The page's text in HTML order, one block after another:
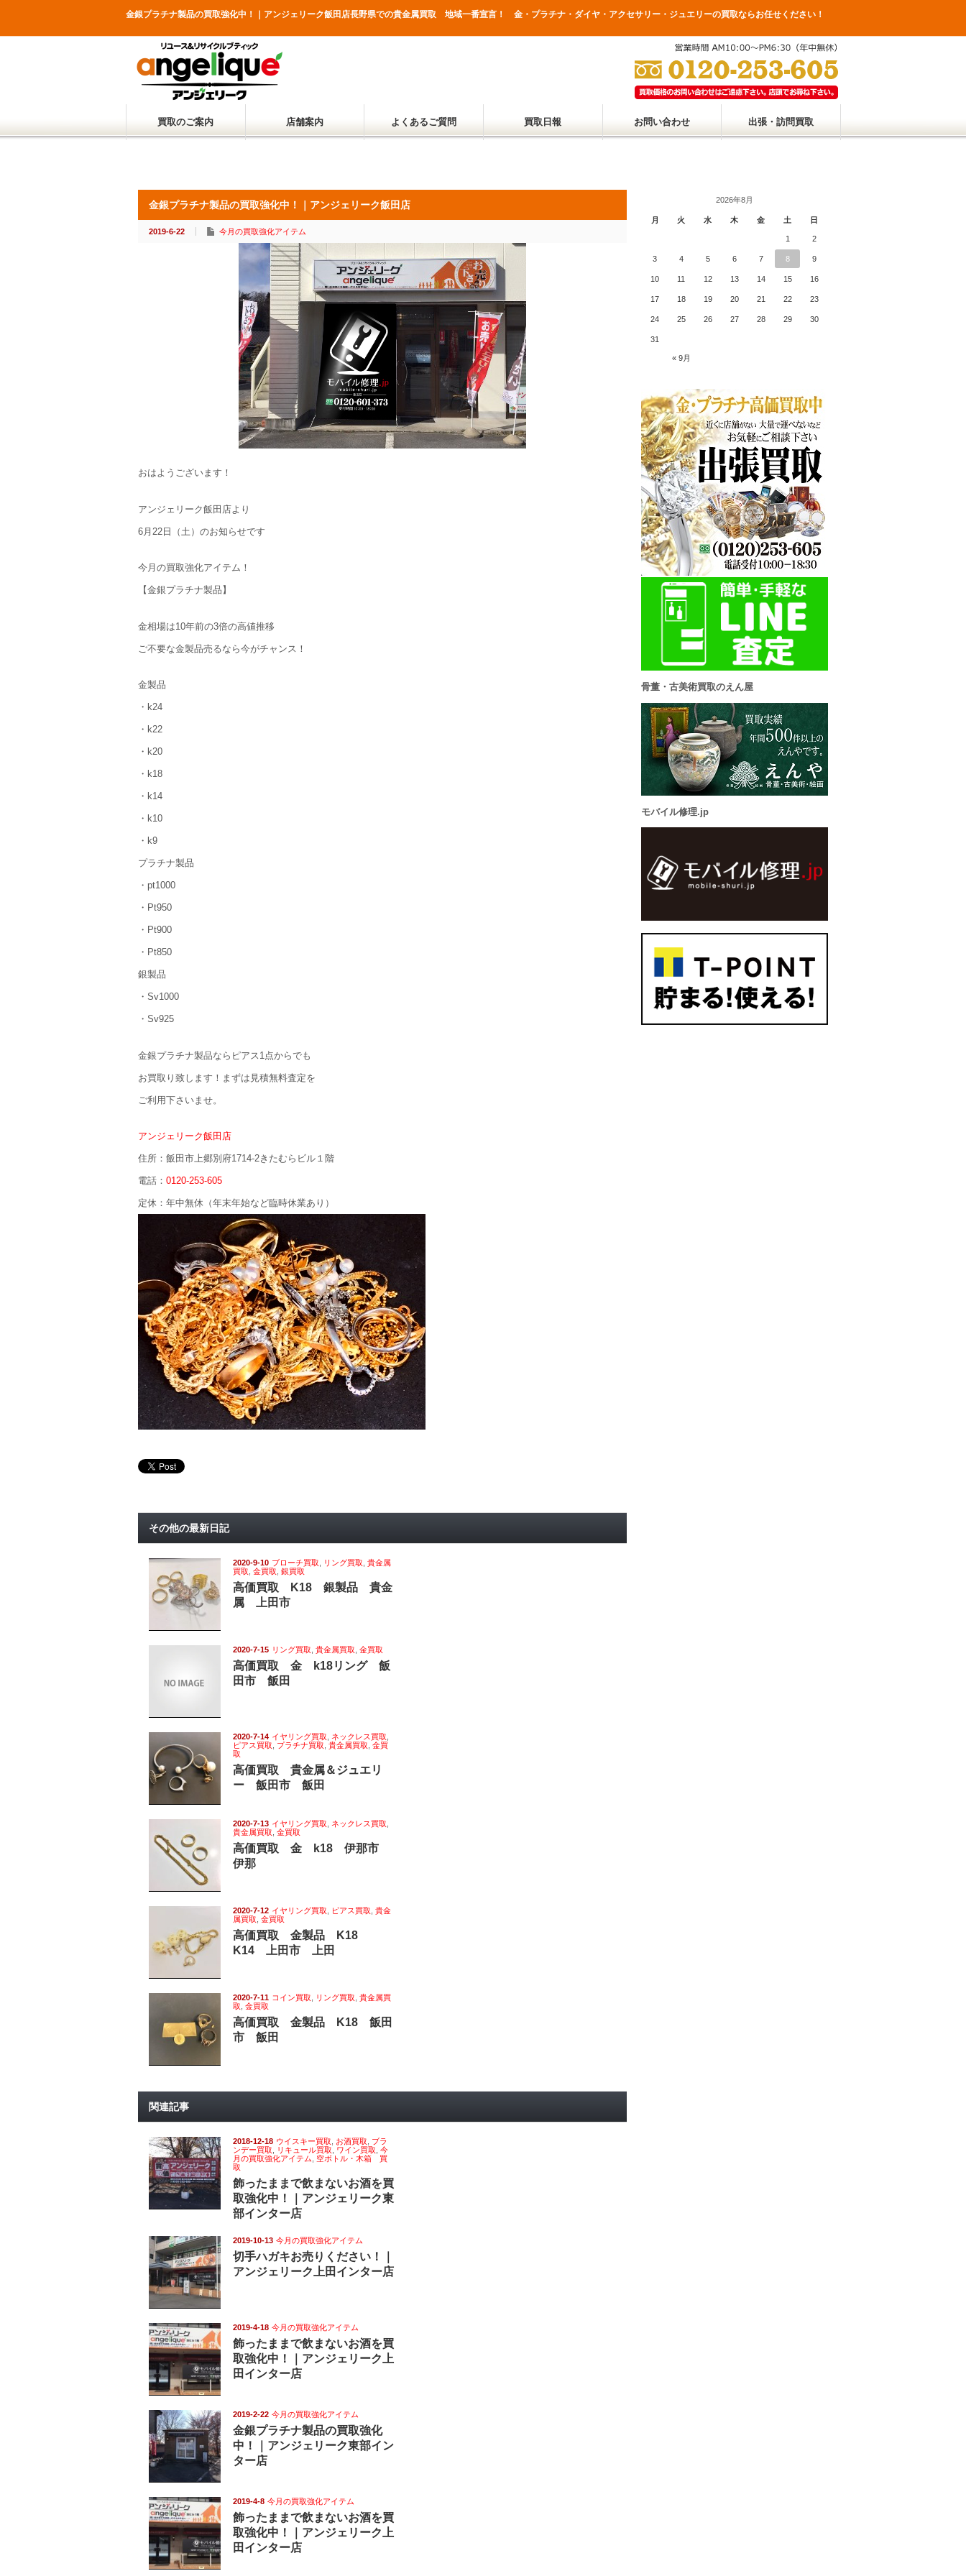
金銀プラチナ製品の買取強化中！｜アンジェリーク飯田店長野県での貴金属買取 地域一番宣言！ 金・プラチナ・ダイヤ・アクセサリー・ジュエリーの買取ならお任せください！
買取のご案内 店舗案内 よくあるご質問 買取日報 お問い合わせ 出張・訪問買取
金銀プラチナ製品の買取強化中！｜アンジェリーク飯田店
2019-6-22 今月の買取強化アイテム
おはようございます！
アンジェリーク飯田店より
6月22日（土）のお知らせです
今月の買取強化アイテム！
【金銀プラチナ製品】
金相場は10年前の3倍の高値推移
ご不要な金製品売るなら今がチャンス！
金製品
・k24
・k22
・k20
・k18
・k14
・k10
・k9
プラチナ製品
・pt1000
・Pt950
・Pt900
・Pt850
銀製品
・Sv1000
・Sv925
金銀プラチナ製品ならピアス1点からでも
お買取り致します！まずは見積無料査定を
ご利用下さいませ。
アンジェリーク飯田店
住所：飯田市上郷別府1714-2きたむらビル１階
電話： 0120-253-605
定休：年中無休（年末年始など臨時休業あり）
その他の最新日記
2020-9-10 ブローチ買取 リング買取 貴金属
買取 金買取 銀買取
高価買取 K18 銀製品 貴金
属 上田市
2020-7-15 リング買取 貴金属買取 金買取
高価買取 金 k18リング 飯
田市 飯田
2020-7-14 イヤリング買取 ネックレス買取
ピアス買取
プラチナ買取 貴金属買取 金買
取
高価買取 貴金属＆ジュエリ
ー 飯田市 飯田
2020-7-13 イヤリング買取 ネックレス買取
貴金属買取 金買取
高価買取 金 k18 伊那市
伊那
2020-7-12 イヤリング買取 ピアス買取 貴金
属買取 金買取
高価買取 金製品 K18
K14 上田市 上田
2020-7-11 コイン買取 リング買取 貴金属買
取 金買取
高価買取 金製品 K18 飯田
市 飯田
関連記事
2018-12-18 ウイスキー買取 お酒買取
ブラ
ンデー買取
リキュール買取 ワイン買取 今
月の買取強化アイテム
空ボトル・木箱 買
取
飾ったままで飲まないお酒を買
取強化中！｜アンジェリーク東
部インター店
2019-10-13 今月の買取強化アイテム
切手ハガキお売りください！｜
アンジェリーク上田インター店
2019-4-18 今月の買取強化アイテム
飾ったままで飲まないお酒を買
取強化中！｜アンジェリーク上
田インター店
2019-2-22 今月の買取強化アイテム
金銀プラチナ製品の買取強化
中！｜アンジェリーク東部イン
ター店
2019-4-8 今月の買取強化アイテム
飾ったままで飲まないお酒を買
取強化中！｜アンジェリーク上
田インター店
2026年8月
月 火 水 木 金 土 日
« 9月
1 2
3 4 5 6 7 8 9
10 11 12 13 14 15 16
17 18 19 20 21 22 23
24 25 26 27 28 29 30
31
骨董・古美術買取のえん屋
モバイル修理.jp